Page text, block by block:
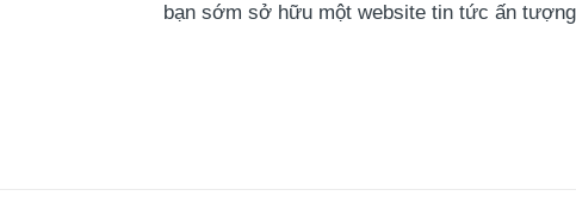
bạn sớm sở hữu một website tin tức ấn